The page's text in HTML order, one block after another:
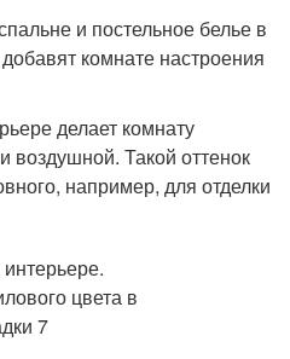
и постельное белье в
комнате настроения
делает комнату
воздушной. Такой оттенок
например, для отделки